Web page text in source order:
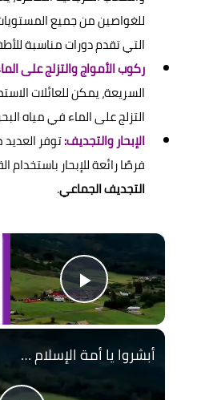
للغواصين من جميع
التي تقدم دورات مناسبة
ركوب الأمواج والتزلج على
السريعة، يمكن للعائلات
التزلج على الماء في مياه
الإبحار والتجديف:توفر
فرصًا رائعة للإبحار باستخدام
التجديف الجماعي.
×
Video
أبشروا يا أمة الإسلام - مفتاح الجنة - لا إله إلا الله - محمد رسول الله - د. محمد سعود الرشيدي